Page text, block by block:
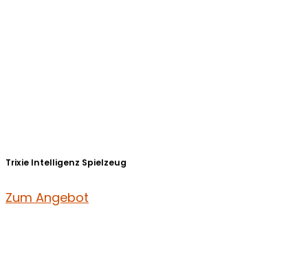
Trixie Intelligenz Spielzeug
Zum Angebot